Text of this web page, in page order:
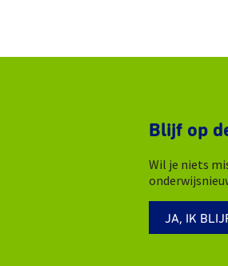
Blijf op
Wil je niets
JA, IK